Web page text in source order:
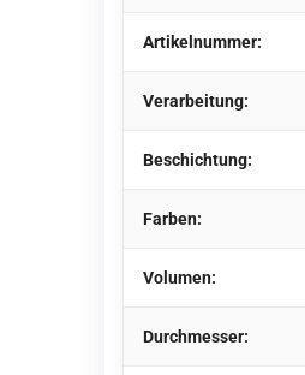
Artikelnummer:
Verarbeitung:
Beschichtung:
Farben:
Volumen:
Durchmesser: